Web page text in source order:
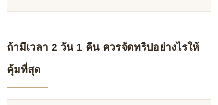
ถ้ามีเวลา 2 วัน 1 คืน ควรจัดทริปอย่างไรให้
คุ้มที่สุด